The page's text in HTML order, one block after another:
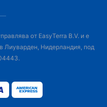
от EasyTerra B.V. и е
Лиуварден, Нидерландия, под